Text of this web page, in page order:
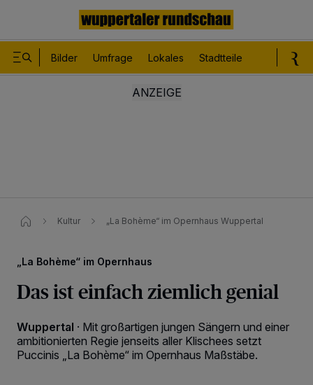
Bilder Umfrage Lokales Stadtteile
Kultur „La Bohème“ im Opernhaus Wuppertal
„La Bohème“ im Opernhaus
Das ist einfach ziemlich genial
Wuppertal · Mit großartigen jungen Sängern und einer
ambitionierten Regie jenseits aller Klischees setzt
Puccinis „La Bohème“ im Opernhaus Maßstäbe.